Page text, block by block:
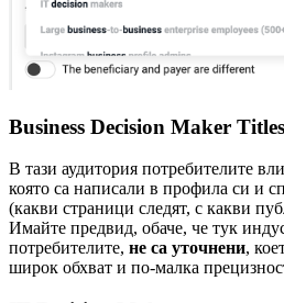
Business Decision Maker
В тази аудитория потребителите
която са написали в профила си и
(какви страници следят, с какви
Имайте предвид, обаче, че тук
потребителите, не са уточнени,
широк обхват и по-малка